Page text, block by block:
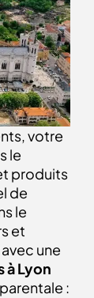
votre
le
produits
de
le
et
une
à Lyon
: